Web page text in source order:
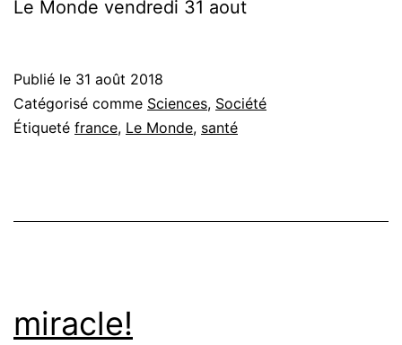
Le Monde vendredi 31 aout
Publié le 31 août 2018
Catégorisé comme Sciences, Société
Étiqueté france, Le Monde, santé
miracle!